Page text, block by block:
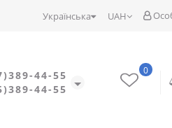
UAH
Українська
44-55
44-55
0